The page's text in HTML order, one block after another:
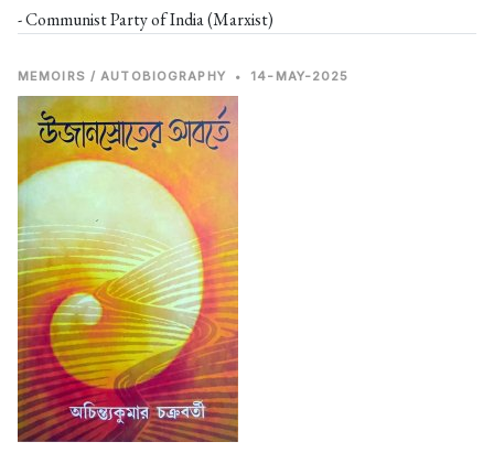
- Communist Party of India (Marxist)
MEMOIRS / AUTOBIOGRAPHY • 14-MAY-2025